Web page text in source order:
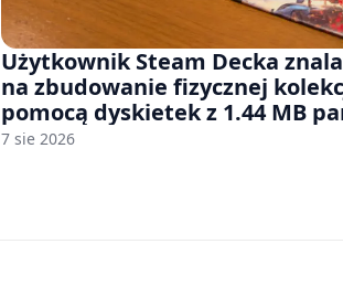
Użytkownik Steam Decka
na zbudowanie fizycznej
pomocą dyskietek z 1.44 MB
7 sie 2026